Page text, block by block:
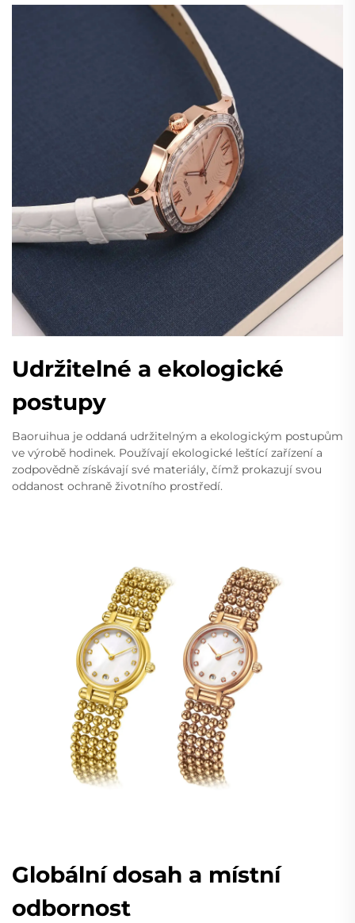
Udržitelné a ekologické
postupy
Baoruihua je oddaná udržitelným a ekologickým postupům
ve výrobě hodinek. Používají ekologické leštící zařízení a
zodpovědně získávají své materiály, čímž prokazují svou
oddanost ochraně životního prostředí.
Globální dosah a místní
odbornost